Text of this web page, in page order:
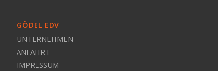
GÖDEL EDV
UNTERNEHMEN
ANFAHRT
IMPRESSUM